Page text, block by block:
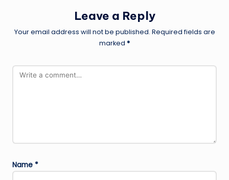
Leave a Reply
Your email address will not be published. Required fields are
marked *
Name *